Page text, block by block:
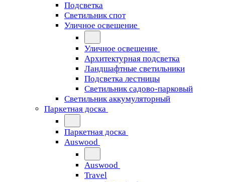
Подсветка
Светильник спот
Уличное освещение
Уличное освещение
Архитектурная подсветка
Ландшафтные светильники
Подсветка лестницы
Светильник садово-парковый
Светильник аккумуляторный
Паркетная доска
Паркетная доска
Auswood
Auswood
Travel